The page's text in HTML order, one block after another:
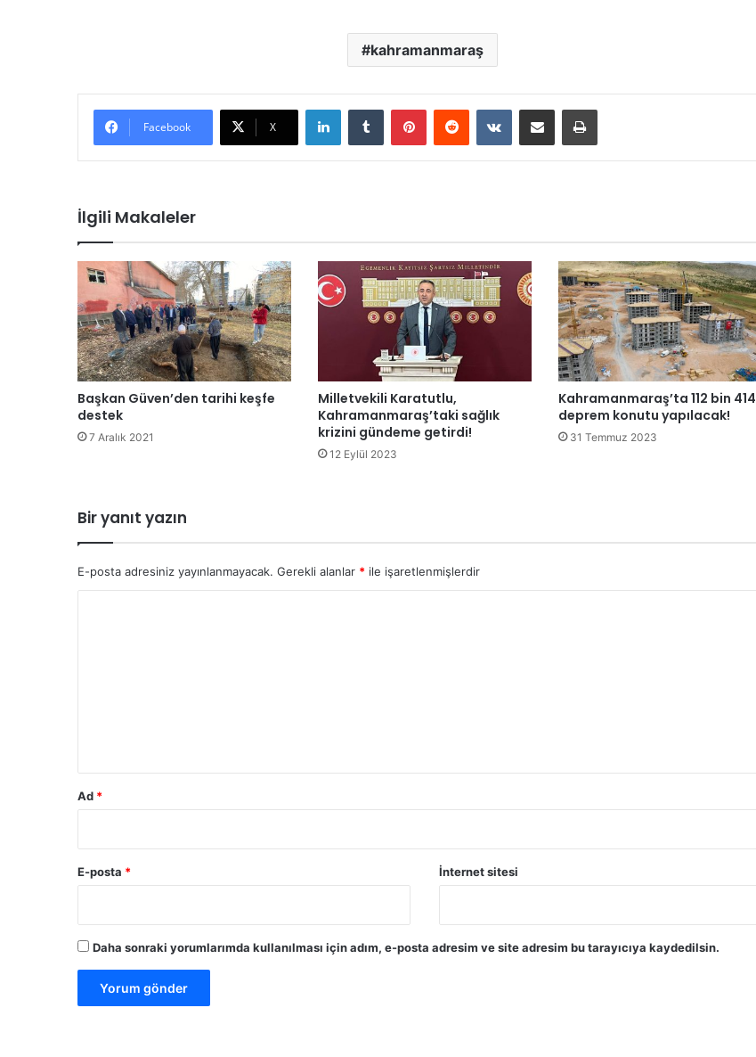
kahramanmaraş
Facebook X
LinkedInTumblr PinterestReddit VKontakteE-Posta ile paylaş Yazdır
İlgili Makaleler
Başkan Güven’den tarihi keşfe
destek
7 Aralık 2021
Milletvekili Karatutlu,
Kahramanmaraş’taki sağlık
krizini gündeme getirdi!
12 Eylül 2023
Kahramanmaraş’ta 112 bin 414
deprem konutu yapılacak!
31 Temmuz 2023
Bir yanıt yazın
E-posta adresiniz yayınlanmayacak. Gerekli alanlar * ile işaretlenmişlerdir
Ad *
E-posta * İnternet sitesi
Daha sonraki yorumlarımda kullanılması için adım, e-posta adresim ve site adresim bu tarayıcıya kaydedilsin.